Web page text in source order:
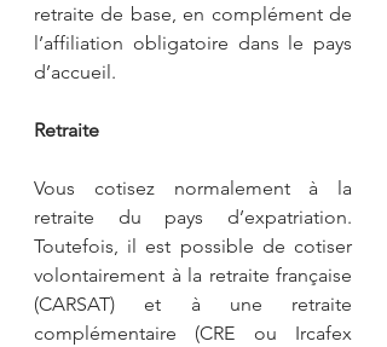
retraite de base, en complément de
l’affiliation obligatoire dans le pays
d’accueil.
Retraite
Vous cotisez normalement à la
retraite du pays d’expatriation.
Toutefois, il est possible de cotiser
volontairement à la retraite française
(CARSAT) et à une retraite
complémentaire (CRE ou Ircafex